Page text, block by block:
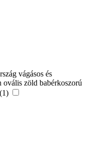
vágásos és
ovális zöld babérkoszorú